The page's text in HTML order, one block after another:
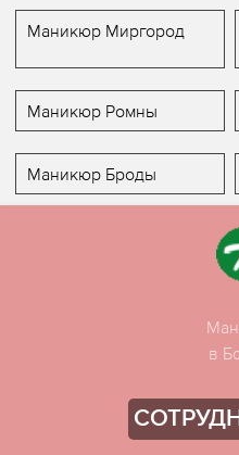
Маникюр Миргород
Маникюр Ромны
Маникюр Броды
в